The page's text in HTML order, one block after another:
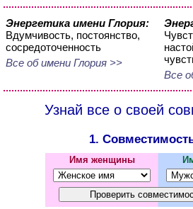
Энергетика имени Глория:
Вдумчивость, постоянство,
сосредоточенность
Все об имени Глория >>
Все
Узнай все о своей
1.
Имя женщины